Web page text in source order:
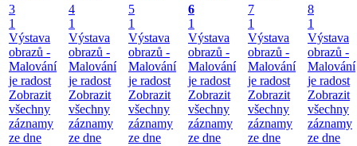
3
1
Výstava
obrazů -
Malování
je radost
Zobrazit
všechny
záznamy
ze dne
4
1
Výstava
obrazů -
Malování
je radost
Zobrazit
všechny
záznamy
ze dne
5
1
Výstava
obrazů -
Malování
je radost
Zobrazit
všechny
záznamy
ze dne
6
1
Výstava
obrazů -
Malování
je radost
Zobrazit
všechny
záznamy
ze dne
7
1
Výstava
obrazů -
Malování
je radost
Zobrazit
všechny
záznamy
ze dne
8
1
Výstava
obrazů -
Malování
je radost
Zobrazit
všechny
záznamy
ze dne